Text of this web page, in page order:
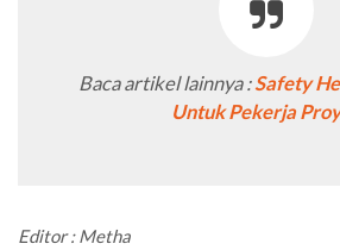
Baca artikel lainnya :Safety
Untuk Pekerja
Editor : Metha